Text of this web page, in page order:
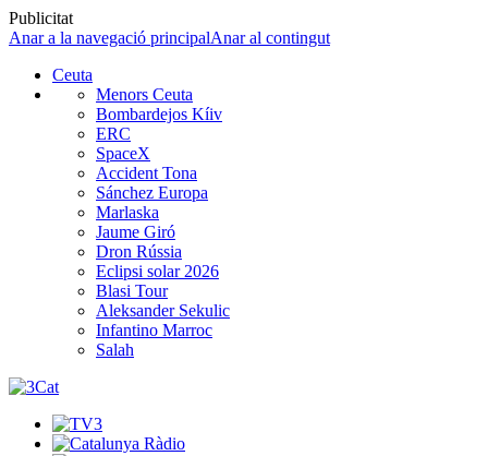
Publicitat
Anar a la navegació principalAnar al contingut
Ceuta
Menors Ceuta
Bombardejos Kíiv
ERC
SpaceX
Accident Tona
Sánchez Europa
Marlaska
Jaume Giró
Dron Rússia
Eclipsi solar 2026
Blasi Tour
Aleksander Sekulic
Infantino Marroc
Salah